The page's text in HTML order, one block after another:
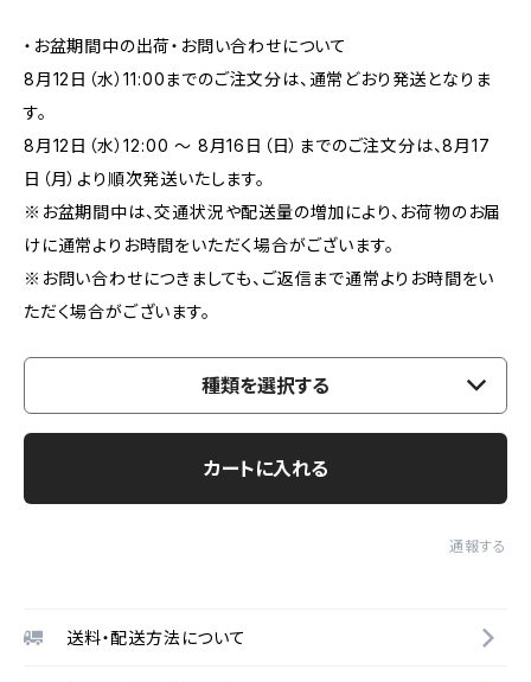
・お盆期間中の出荷・お問い合わせについて
8月12日（水）11:00までのご注文分は、通常どおり発送となりま
す。
8月12日（水）12:00 ～ 8月16日（日）までのご注文分は、8月17
日（月）より順次発送いたします。
※お盆期間中は、交通状況や配送量の増加により、お荷物のお届
けに通常よりお時間をいただく場合がございます。
※お問い合わせにつきましても、ご返信まで通常よりお時間をい
ただく場合がございます。
種類を選択する
カートに入れる
通報する
送料・配送方法について